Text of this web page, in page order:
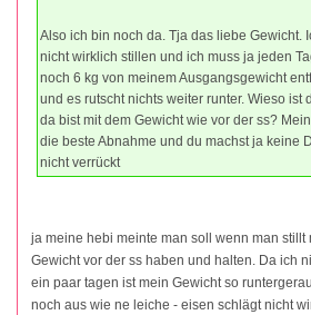
Also ich bin noch da. Tja das liebe Gewicht.
nicht wirklich stillen und ich muss ja jeden
noch 6 kg von meinem Ausgangsgewicht
und es rutscht nichts weiter runter. Wieso ist
da bist mit dem Gewicht wie vor der ss?
die beste Abnahme und du machst ja keine
nicht verrückt
ja meine hebi meinte man soll wenn man stillt
Gewicht vor der ss haben und halten. Da ich
ein paar tagen ist mein Gewicht so
noch aus wie ne leiche - eisen schlägt nicht